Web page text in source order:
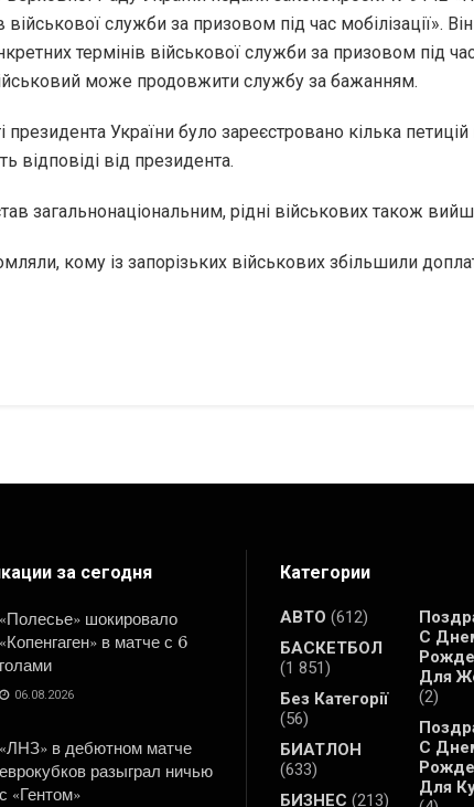
військової служби за призовом під час мобілізації».
термінів військової служби за призовом під
може продовжити службу за бажанням.
президента України було зареєстровано кілька
відповіді від президента.
загальнонаціональним, рідні військових також
кому із запорізьких військових збільшили
за сегодня
«Полесье» шокировало
«Копенгаген» в матче с 6
голами
06.08.2026
«ЛНЗ» в дебютном матче
еврокубков разыграл ничью
с «Гентом»
Категории
АВТО (612)
БАСКЕТБОЛ
(1 851)
Без Категорії
(56)
БИАТЛОН
(633)
БИЗНЕС (213)
С
Для
(2)
С
Для